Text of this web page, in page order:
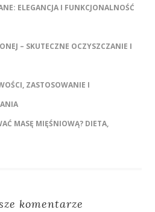
ELEGANCJA I FUNKCJONALNOŚĆ
– SKUTECZNE OCZYSZCZANIE I
ZASTOSOWANIE I
MASĘ MIĘŚNIOWĄ? DIETA,
komentarze